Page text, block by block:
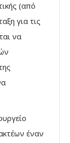
(από
για τις
να
έναν